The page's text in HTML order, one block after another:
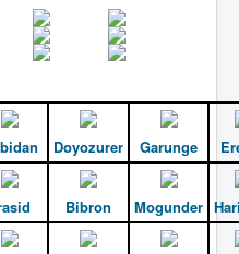
Doyozurer Garunge
Bibron Mogunder